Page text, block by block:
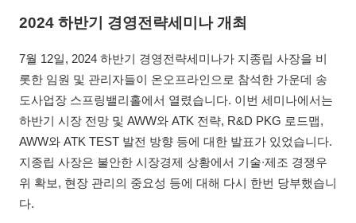
2024 하반기 경영전략세미나 개최
7월 12일, 2024 하반기 경영전략세미나가 지종립 사장을 비
롯한 임원 및 관리자들이 온오프라인으로 참석한 가운데 송
도사업장 스프링밸리홀에서 열렸습니다. 이번 세미나에서는
하반기 시장 전망 및 AWW와 ATK 전략, R&D PKG 로드맵,
AWW와 ATK TEST 발전 방향 등에 대한 발표가 있었습니다.
지종립 사장은 불안한 시장경제 상황에서 기술∙제조 경쟁우
위 확보, 현장 관리의 중요성 등에 대해 다시 한번 당부했습니
다.